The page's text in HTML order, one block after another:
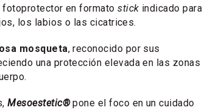
fotoprotector en formatostick indicado para
los labios o las cicatrices.
mosqueta, reconocido por sus
una protección elevada en las zonas
Mesoestetic®pone el foco en un cuidado